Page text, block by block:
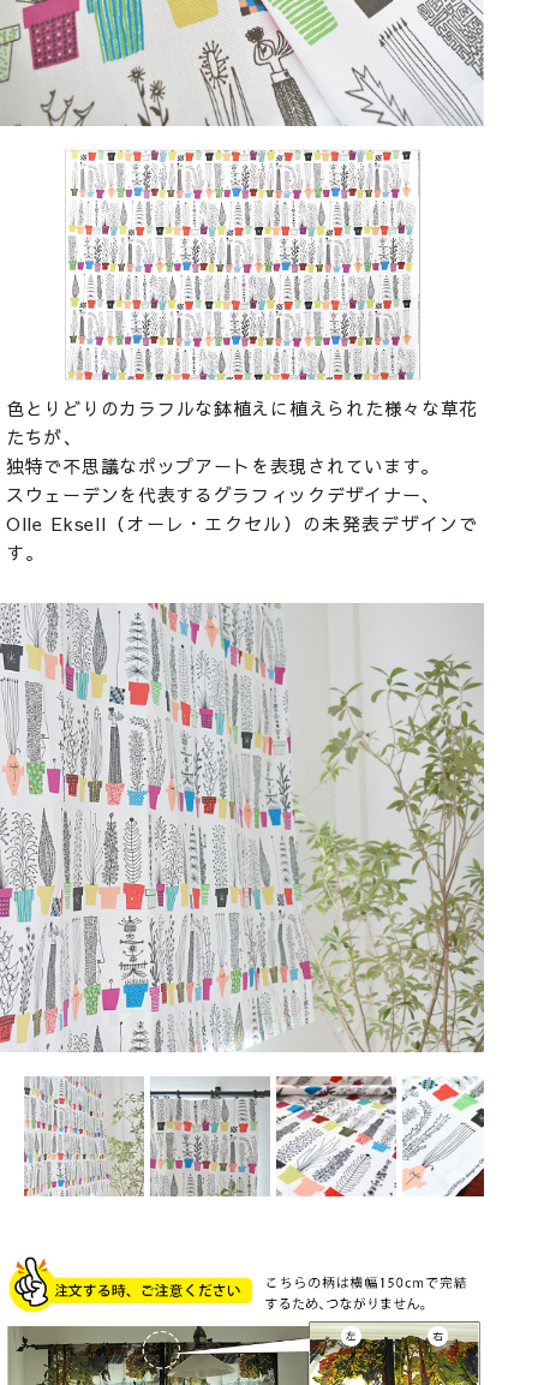
色とりどりのカラフルな鉢植えに植えられた様々な草花
たちが、
独特で不思議なポップアートを表現されています。
スウェーデンを代表するグラフィックデザイナー、
Olle Eksell（オーレ・エクセル）の未発表デザインで
す。